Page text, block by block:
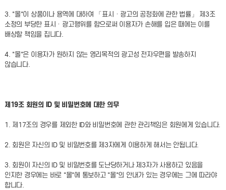
3. "몰"이 상품이나 용역에 대하여 「표시ㆍ광고의 공정화에 관한 법률」 제3조
소정의 부당한 표시ㆍ광고행위를 함으로써 이용자가 손해를 입은 때에는 이를
배상할 책임을 집니다.
4. "몰"은 이용자가 원하지 않는 영리목적의 광고성 전자우편을 발송하지
않습니다.
제19조 회원의 ID 및 비밀번호에 대한 의무
1. 제17조의 경우를 제외한 ID와 비밀번호에 관한 관리책임은 회원에게 있습니다.
2. 회원은 자신의 ID 및 비밀번호를 제3자에게 이용하게 해서는 안됩니다.
3. 회원이 자신의 ID 및 비밀번호를 도난당하거나 제3자가 사용하고 있음을
인지한 경우에는 바로 "몰"에 통보하고 "몰"의 안내가 있는 경우에는 그에 따라야
합니다.